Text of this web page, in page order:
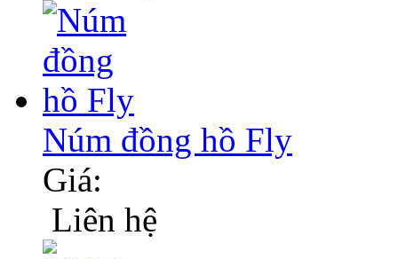
Núm đồng hồ Fly
Giá:
Liên hệ